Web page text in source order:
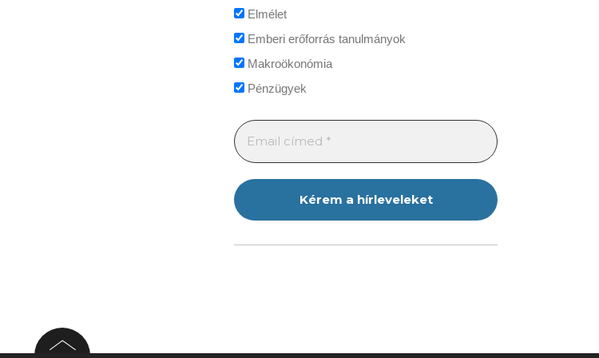
Elmélet
Emberi erőforrás tanulmányok
Makroökonómia
Pénzügyek